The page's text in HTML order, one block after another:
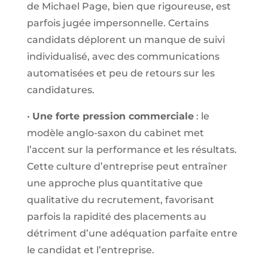
de Michael Page, bien que rigoureuse, est
parfois jugée impersonnelle. Certains
candidats déplorent un manque de suivi
individualisé, avec des communications
automatisées et peu de retours sur les
candidatures.
• Une forte pression commerciale: le
modèle anglo-saxon du cabinet met
l’accent sur la performance et les résultats.
Cette culture d’entreprise peut entraîner
une approche plus quantitative que
qualitative du recrutement, favorisant
parfois la rapidité des placements au
détriment d’une adéquation parfaite entre
le candidat et l’entreprise.